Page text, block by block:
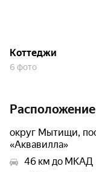
Коттеджи
6 фото
Расположение
округ Мытищи,
«Аквавилла»
46 км до МКАД